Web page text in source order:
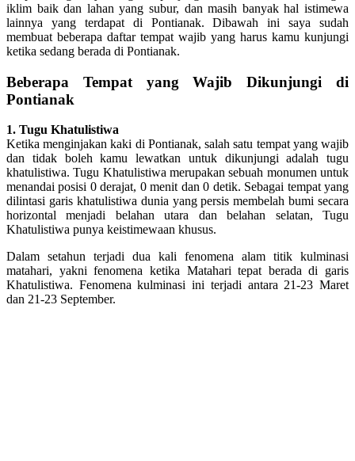
iklim baik dan lahan yang subur, dan masih banyak hal istimewa
lainnya yang terdapat di Pontianak. Dibawah ini saya sudah
membuat beberapa daftar tempat wajib yang harus kamu kunjungi
ketika sedang berada di Pontianak.
Beberapa Tempat yang Wajib Dikunjungi di
Pontianak
1. Tugu Khatulistiwa
Ketika menginjakan kaki di Pontianak, salah satu tempat yang wajib
dan tidak boleh kamu lewatkan untuk dikunjungi adalah tugu
khatulistiwa. Tugu Khatulistiwa merupakan sebuah monumen untuk
menandai posisi 0 derajat, 0 menit dan 0 detik. Sebagai tempat yang
dilintasi garis khatulistiwa dunia yang persis membelah bumi secara
horizontal menjadi belahan utara dan belahan selatan, Tugu
Khatulistiwa punya keistimewaan khusus.
Dalam setahun terjadi dua kali fenomena alam titik kulminasi
matahari, yakni fenomena ketika Matahari tepat berada di garis
Khatulistiwa. Fenomena kulminasi ini terjadi antara 21-23 Maret
dan 21-23 September.